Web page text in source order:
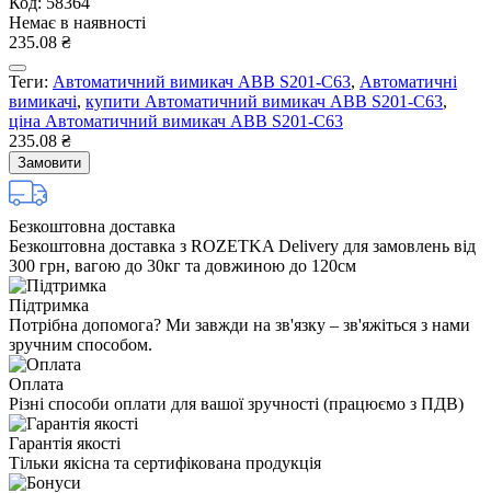
Немає в наявності
235.08 ₴
Теги: Автоматичний вимикач ABB S201-С63, Автоматичні
вимикачі, купити Автоматичний вимикач ABB S201-С63,
ціна Автоматичний вимикач ABB S201-С63
235.08 ₴
Замовити
Безкоштовна доставка
Безкоштовна доставка з ROZETKA Delivery для замовлень від
300 грн, вагою до 30кг та довжиною до 120см
Підтримка
Потрібна допомога? Ми завжди на зв'язку – зв'яжіться з нами
зручним способом.
Оплата
Різні способи оплати для вашої зручності (працюємо з ПДВ)
Гарантія якості
Тільки якісна та сертифікована продукція